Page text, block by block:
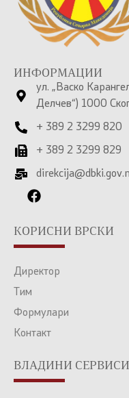
ИНФОРМАЦИИ
ул. „Васко
Делчев“) 1000
+ 389 2 3299 820
+ 389 2 3299 829
КОРИСНИ ВРСКИ
Директор
Тим
Формулари
Контакт
ВЛАДИНИ СЕРВИСИ